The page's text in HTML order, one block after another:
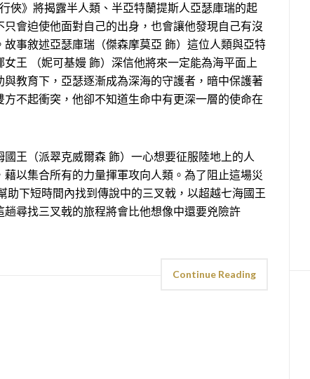
俠》將揭露半人類、半亞特蘭提斯人亞瑟庫瑞的起
會迫使他面對自己的出身，也會讓他發現自己有沒
事敘述亞瑟庫瑞（傑森摩莫亞 飾）這位人類與亞特
王 （妮可基嫚 飾）深信他將來一定能為海平面上
教育下，亞瑟逐漸成為深海的守護者，暗中保護著
不起衝突，他卻不知道生命中有更深一層的使命在
王（派翠克威爾森 飾）一心想要征服陸地上的人
以集合所有的力量揮軍攻向人類。為了阻止這場災
助下短時間內找到傳說中的三叉戟，以超越七海國王
尋找三叉戟的旅程將會比他想像中還要兇險許
Continue Reading